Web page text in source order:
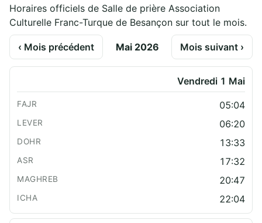
Horaires officiels de Salle de prière Association
Culturelle Franc-Turque de Besançon sur tout le mois.
‹ Mois précédent Mai 2026 Mois suivant ›
Vendredi 1 Mai
05:04
06:20
13:33
17:32
20:47
22:04